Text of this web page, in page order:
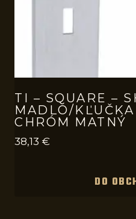
TI – SQUARE –
MADLO/
CHRÓM MATNÝ
38,13 €
DO